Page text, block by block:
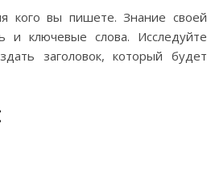
кого вы пишете. Знание своей
и ключевые слова. Исследуйте
заголовок, который будет